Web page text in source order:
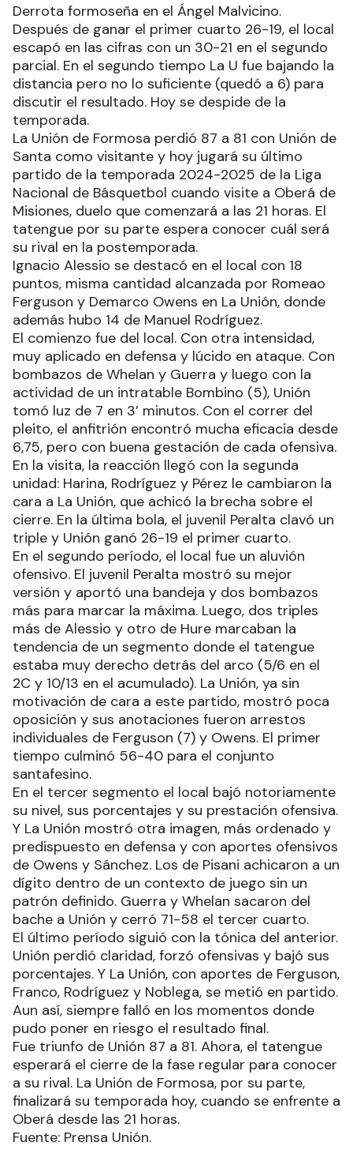
Derrota formoseña en el Ángel Malvicino.
Después de ganar el primer cuarto 26-19, el local
escapó en las cifras con un 30-21 en el segundo
parcial. En el segundo tiempo La U fue bajando la
distancia pero no lo suficiente (quedó a 6) para
discutir el resultado. Hoy se despide de la
temporada.
La Unión de Formosa perdió 87 a 81 con Unión de
Santa como visitante y hoy jugará su último
partido de la temporada 2024-2025 de la Liga
Nacional de Básquetbol cuando visite a Oberá de
Misiones, duelo que comenzará a las 21 horas. El
tatengue por su parte espera conocer cuál será
su rival en la postemporada.
Ignacio Alessio se destacó en el local con 18
puntos, misma cantidad alcanzada por Romeao
Ferguson y Demarco Owens en La Unión, donde
además hubo 14 de Manuel Rodríguez.
El comienzo fue del local. Con otra intensidad,
muy aplicado en defensa y lúcido en ataque. Con
bombazos de Whelan y Guerra y luego con la
actividad de un intratable Bombino (5), Unión
tomó luz de 7 en 3’ minutos. Con el correr del
pleito, el anfitrión encontró mucha eficacia desde
6,75, pero con buena gestación de cada ofensiva.
En la visita, la reacción llegó con la segunda
unidad: Harina, Rodríguez y Pérez le cambiaron la
cara a La Unión, que achicó la brecha sobre el
cierre. En la última bola, el juvenil Peralta clavó un
triple y Unión ganó 26-19 el primer cuarto.
En el segundo período, el local fue un aluvión
ofensivo. El juvenil Peralta mostró su mejor
versión y aportó una bandeja y dos bombazos
más para marcar la máxima. Luego, dos triples
más de Alessio y otro de Hure marcaban la
tendencia de un segmento donde el tatengue
estaba muy derecho detrás del arco (5/6 en el
2C y 10/13 en el acumulado). La Unión, ya sin
motivación de cara a este partido, mostró poca
oposición y sus anotaciones fueron arrestos
individuales de Ferguson (7) y Owens. El primer
tiempo culminó 56-40 para el conjunto
santafesino.
En el tercer segmento el local bajó notoriamente
su nivel, sus porcentajes y su prestación ofensiva.
Y La Unión mostró otra imagen, más ordenado y
predispuesto en defensa y con aportes ofensivos
de Owens y Sánchez. Los de Pisani achicaron a un
dígito dentro de un contexto de juego sin un
patrón definido. Guerra y Whelan sacaron del
bache a Unión y cerró 71-58 el tercer cuarto.
El último período siguió con la tónica del anterior.
Unión perdió claridad, forzó ofensivas y bajó sus
porcentajes. Y La Unión, con aportes de Ferguson,
Franco, Rodríguez y Noblega, se metió en partido.
Aun así, siempre falló en los momentos donde
pudo poner en riesgo el resultado final.
Fue triunfo de Unión 87 a 81. Ahora, el tatengue
esperará el cierre de la fase regular para conocer
a su rival. La Unión de Formosa, por su parte,
finalizará su temporada hoy, cuando se enfrente a
Oberá desde las 21 horas.
Fuente: Prensa Unión.